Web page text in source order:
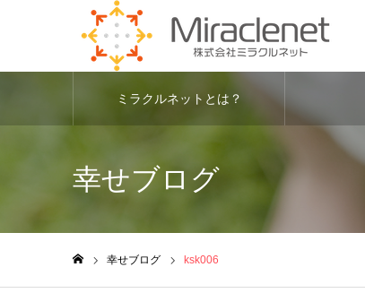
ミラクルネットとは？
幸せブログ
幸せブログ ksk006